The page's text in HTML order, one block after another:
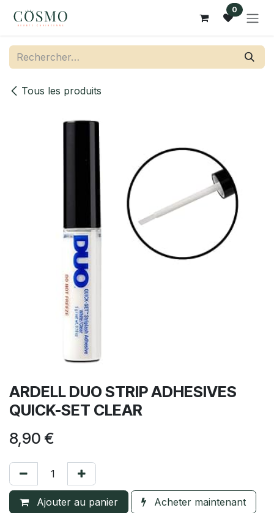
Se rendre au contenu 0
Tous les produits
ARDELL DUO STRIP ADHESIVES
QUICK-SET CLEAR
8,90 €
Ajouter au panier Acheter maintenant